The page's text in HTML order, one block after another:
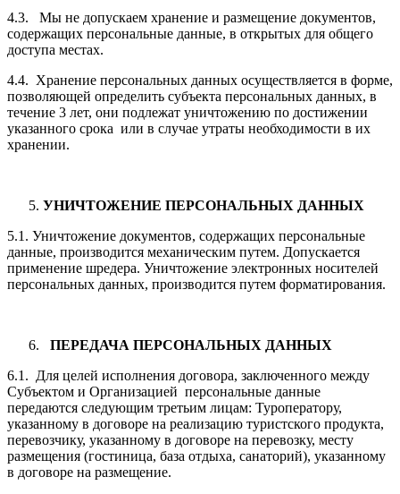
4.3. Мы не допускаем хранение и размещение документов,
содержащих персональные данные, в открытых для общего
доступа местах.
4.4. Хранение персональных данных осуществляется в форме,
позволяющей определить субъекта персональных данных, в
течение 3 лет, они подлежат уничтожению по достижении
указанного срока или в случае утраты необходимости в их
хранении.
УНИЧТОЖЕНИЕ ПЕРСОНАЛЬНЫХ ДАННЫХ
5.1. Уничтожение документов, содержащих персональные
данные, производится механическим путем. Допускается
применение шредера. Уничтожение электронных носителей
персональных данных, производится путем форматирования.
ПЕРЕДАЧА ПЕРСОНАЛЬНЫХ ДАННЫХ
6.1. Для целей исполнения договора, заключенного между
Субъектом и Организацией персональные данные
передаются следующим третьим лицам: Туроператору,
указанному в договоре на реализацию туристского продукта,
перевозчику, указанному в договоре на перевозку, месту
размещения (гостиница, база отдыха, санаторий), указанному
в договоре на размещение.